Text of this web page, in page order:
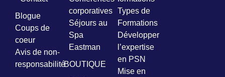
Blogue
Coups de
coeur
Avis de non-
responsabilité
corporatives
Séjours au
Spa
Eastman
BOUTIQUE
Types de
Formations
Développer
l’expertise
en PSN
Mise en